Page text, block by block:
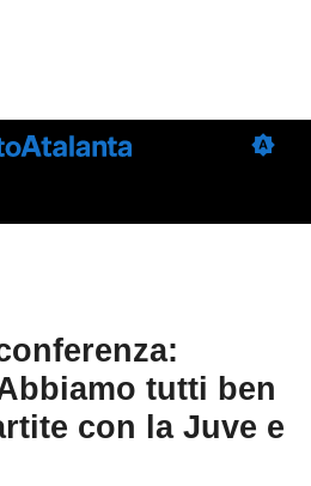
tutti ben
con la Juve e